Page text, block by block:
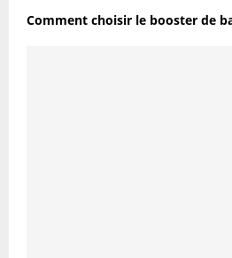
Comment choisir le booster de